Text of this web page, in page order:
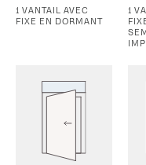
1 VANTAIL AVEC
FIXE EN DORMANT
1